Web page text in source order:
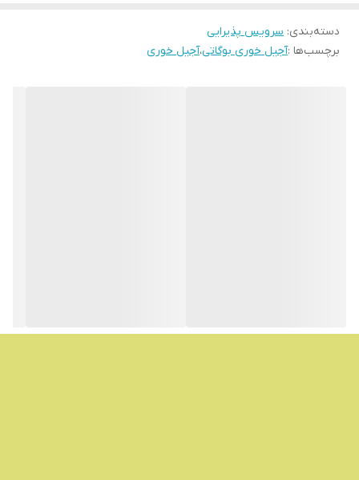
دسته‌بندی: سرویس پذیرایی
برچسب‌ها :آجیل خوری بوگاتی،آجیل خوری